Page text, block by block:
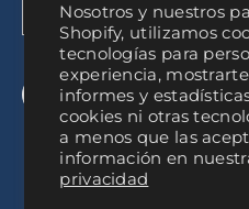
Nosotros y nuestros
Shopify, utilizamos
tecnologías para
experiencia,
informes y
cookies ni otras
a menos que las
información en
privacidad